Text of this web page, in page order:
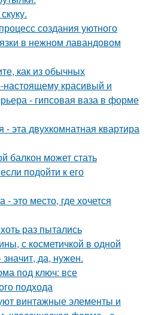
создания уютного
в нежном лавандовом
как из обычных
настоящему красивый и
- гипсовая ваза в форме
эта двухкомнатная квартира
балкон может стать
подойти к его
- это место, где хочется
раз пытались
с косметичкой в одной
да, нужен.
под ключ: все
подхода
винтажные элементы и